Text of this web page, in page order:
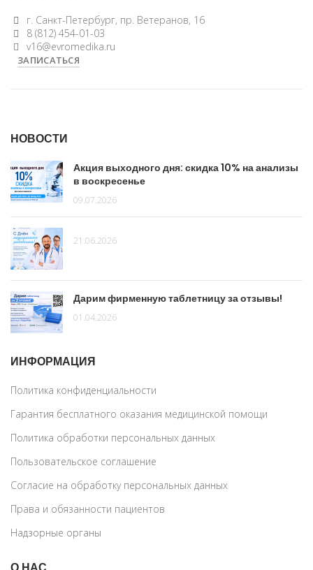
г. Санкт-Петербург, пр. Ветеранов, 16
8 (812) 454-01-03
v16@evromedika.ru
ЗАПИСАТЬСЯ
НОВОСТИ
Акция выходного дня: скидка 10% на анализы
в воскресенье
09.07.2026
21.06.2026
Дарим фирменную таблетницу за отзывы!
01.04.2026
ИНФОРМАЦИЯ
Политика конфиденциальности
Гарантия бесплатного оказания медицинской помощи
Политика обработки персональных данных
Пользовательское соглашение
Согласие на обработку персональных данных
Права и обязанности пациентов
Надзорные органы